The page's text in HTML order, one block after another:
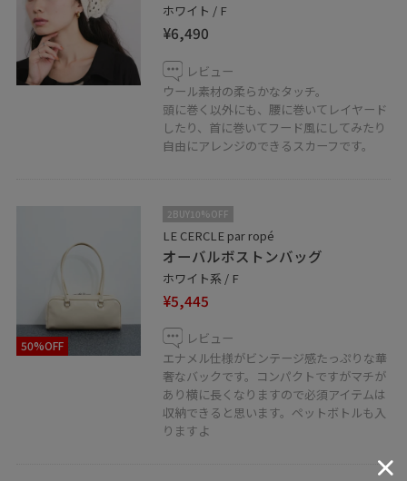
ホワイト / F
¥6,490
レビュー
ウール素材の柔らかなタッチ。
頭に巻く以外にも、腰に巻いてレイヤード
したり、首に巻いてフード風にしてみたり
自由にアレンジのできるスカーフです。
50%OFF
2BUY10%OFF
LE CERCLE par ropé
オーバルボストンバッグ
ホワイト系 / F
¥5,445
レビュー
エナメル仕様がビンテージ感たっぷりな華
奢なバックです。コンパクトですがマチが
あり横に長くなりますので必須アイテムは
収納できると思います。ペットボトルも入
りますよ